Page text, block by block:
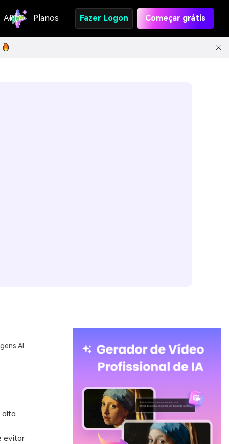
API Planos Fazer Logon Começar grátis
AI
alta
evitar